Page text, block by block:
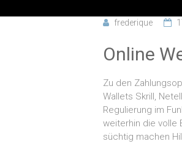
frederique
Online
Zu den
Wallets Skrill,
Regulierung im
weiterhin die volle
süchtig machen